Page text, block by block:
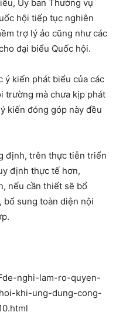
Ủy ban Thường vụ
hội tiếp tục nghiên
trợ lý ảo cũng như các
đại biểu Quốc hội.
ý kiến phát biểu của các
trường mà chưa kịp phát
kiến đóng góp này đều
định, trên thực tiễn triển
định thực tế hơn,
nếu cần thiết sẽ bổ
bổ sung toàn diện nội
nghi-lam-ro-quyen-
khi-ung-dung-cong-